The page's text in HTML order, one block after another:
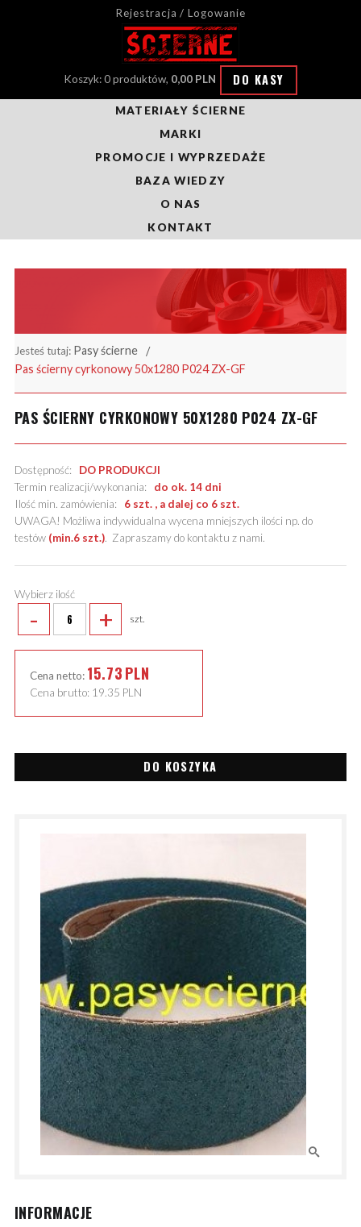
Rejestracja / Logowanie
Koszyk: 0 produktów, 0,00 PLN DO KASY
MATERIAŁY ŚCIERNE
MARKI
PROMOCJE I WYPRZEDAŻE
BAZA WIEDZY
O NAS
KONTAKT
Jesteś tutaj: Pasy ścierne
Pas ścierny cyrkonowy 50x1280 P024 ZX-GF
PAS ŚCIERNY CYRKONOWY 50X1280 P024 ZX-GF
Dostępność: DO PRODUKCJI
Termin realizacji/wykonania: do ok. 14 dni
Ilość min. zamówienia: 6 szt. , a dalej co 6 szt.
UWAGA! Możliwa indywidualna wycena mniejszych ilości np. do
testów (min.6 szt.). Zapraszamy do kontaktu z nami.
Wybierz ilość
- + szt.
Cena netto: 15.73PLN
Cena brutto: 19.35 PLN
DO KOSZYKA
INFORMACJE